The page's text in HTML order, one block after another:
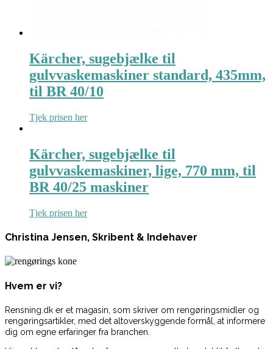
Kärcher, sugebjælke til
gulvvaskemaskiner standard, 435mm,
til BR 40/10
Tjek prisen her
Kärcher, sugebjælke til
gulvvaskemaskiner, lige, 770 mm, til
BR 40/25 maskiner
Tjek prisen her
Christina Jensen, Skribent & Indehaver
Hvem er vi?
Rensning.dk er et magasin, som skriver om rengøringsmidler og
rengøringsartikler, med det altoverskyggende formål, at informere
dig om egne erfaringer fra branchen.